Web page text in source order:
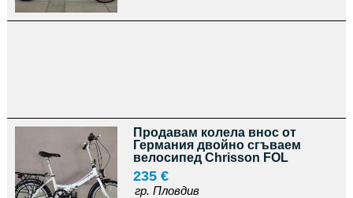
Продавам колела внос от
Германия двойно сгъваем
велосипед Chrisson FOL
235 €
гр. Пловдив